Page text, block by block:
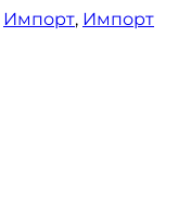
Импорт, Импорт